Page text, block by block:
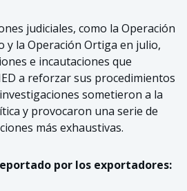
judiciales, como la Operación
y la Operación Ortiga en julio,
e incautaciones que
a reforzar sus procedimientos
sometieron a la
y provocaron una serie de
más exhaustivas.
por los exportadores: